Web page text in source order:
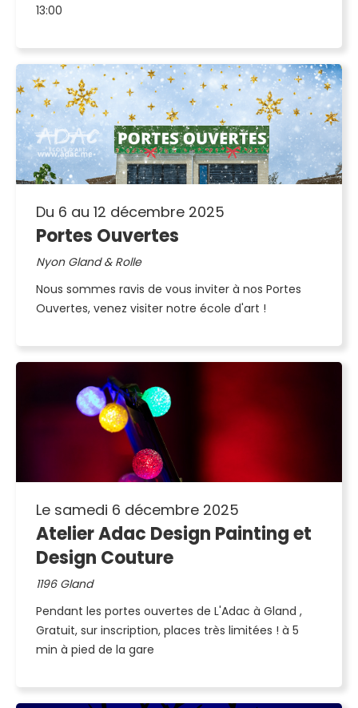
13:00
Du 6 au 12 décembre 2025
Portes Ouvertes
Nyon Gland & Rolle
Nous sommes ravis de vous inviter à nos Portes
Ouvertes, venez visiter notre école d'art !
Le samedi 6 décembre 2025
Atelier Adac Design Painting et
Design Couture
1196 Gland
Pendant les portes ouvertes de L'Adac à Gland ,
Gratuit, sur inscription, places très limitées ! à 5
min à pied de la gare